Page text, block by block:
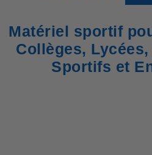
Matériel sportif
Collèges,
Sportifs et